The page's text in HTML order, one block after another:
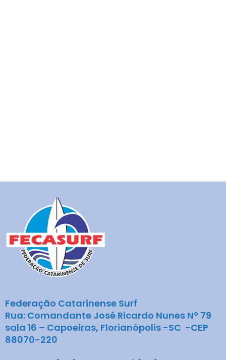
Federação Catarinense Surf
Rua: Comandante José Ricardo Nunes Nº 79
sala 16 – Capoeiras, Florianópolis -SC -CEP
88070-220